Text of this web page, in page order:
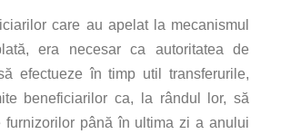
care au apelat la mecanismul
era necesar ca autoritatea de
efectueze în timp util transferurile,
beneficiarilor ca, la rândul lor, să
furnizorilor până în ultima zi a anului